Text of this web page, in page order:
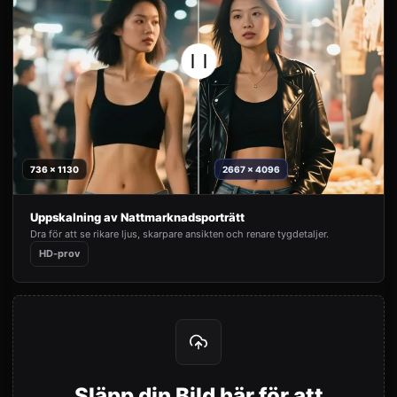
736 x 1130 2667 x 4096
Uppskalning av Nattmarknadsporträtt
Dra för att se rikare ljus, skarpare ansikten och renare tygdetaljer.
HD-prov